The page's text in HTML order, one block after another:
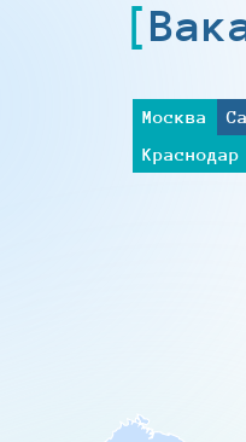
Москва
Краснодар